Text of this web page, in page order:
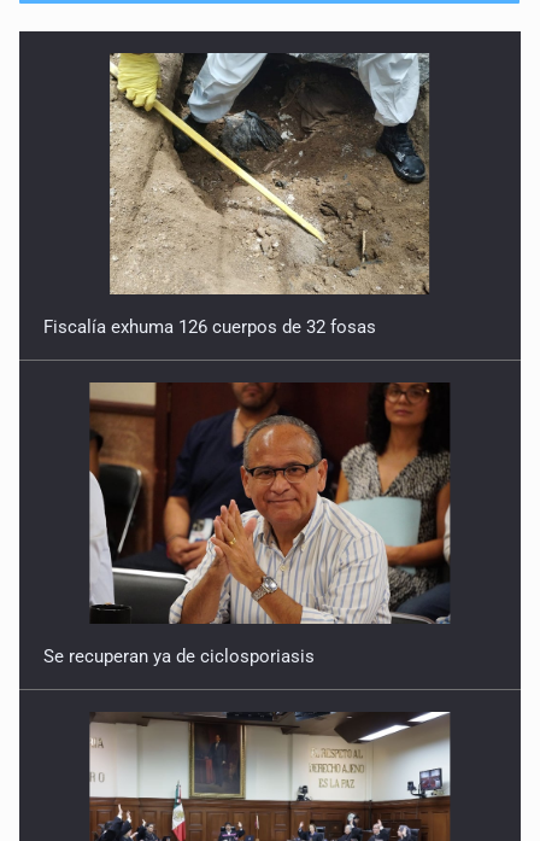
Fiscalía exhuma 126 cuerpos de 32 fosas
Se recuperan ya de ciclosporiasis